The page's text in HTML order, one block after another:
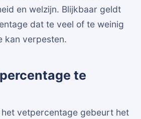
en welzijn. Blijkbaar geldt
dat te veel of te weinig
kan verpesten.
te
vetpercentage gebeurt het